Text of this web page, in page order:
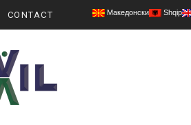
CONTACT Македонски Shqip